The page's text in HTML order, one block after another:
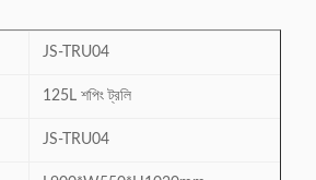
JS-TRU04
125L শপিং ট্রলি
JS-TRU04